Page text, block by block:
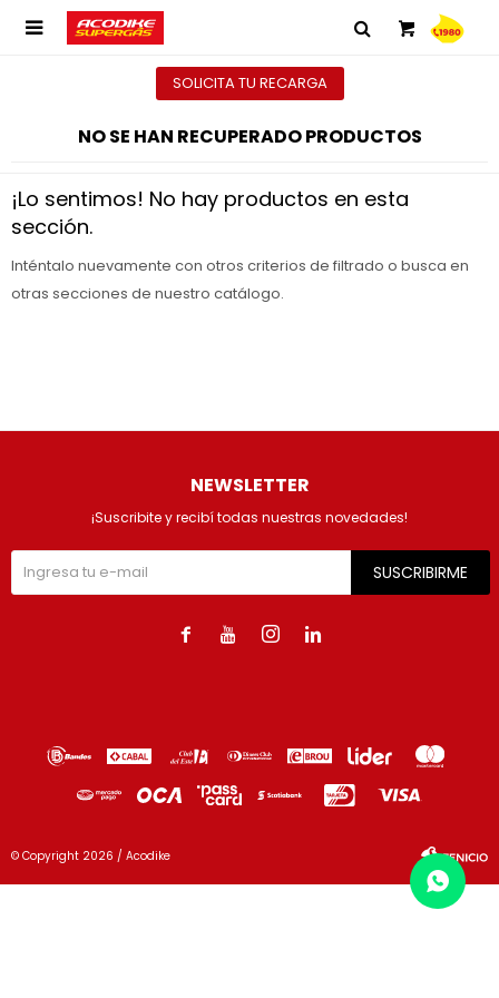

SOLICITA TU RECARGA
NO SE HAN RECUPERADO PRODUCTOS
¡Lo sentimos! No hay productos en esta
sección.
Inténtalo nuevamente con otros criterios de filtrado o busca en
otras secciones de nuestro catálogo.
NEWSLETTER
¡Suscribite y recibí todas nuestras novedades!
SUSCRIBIRME
   
© Copyright 2026 / Acodike